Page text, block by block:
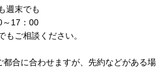
週末でも
～17：00
もご相談ください。
合に合わせますが、先約などがある場